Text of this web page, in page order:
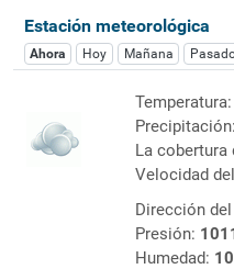
Estación meteorológica
Ahora Hoy Mañana
Temperatura:
Precipitación:
La cobertura
Velocidad
Dirección
Presión:
Humedad: